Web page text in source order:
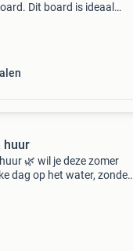
Dit board is ideaal
huur
🌿 wil je deze zomer
dag op het water, zonder